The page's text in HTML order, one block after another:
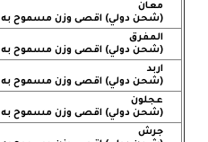
معان
(شحن دولي) اقصى وزن مسموح به ٥ كغم
المفرق
(شحن دولي) اقصى وزن مسموح به ٥ كغم
اربد
(شحن دولي) اقصى وزن مسموح به ٥ كغم
عجلون
(شحن دولي) اقصى وزن مسموح به ٥ كغم
جرش